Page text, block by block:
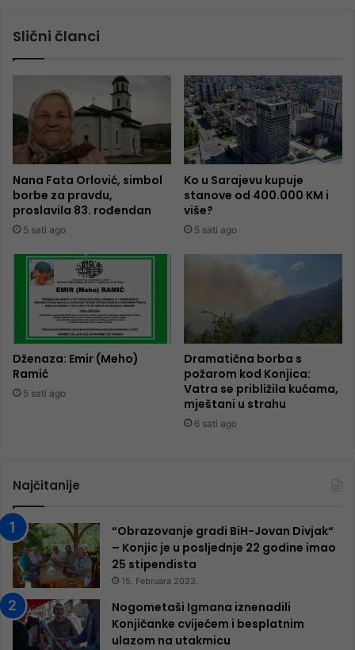
Slični članci
Nana Fata Orlović, simbol
borbe za pravdu,
proslavila 83. rođendan
5 sati ago
Ko u Sarajevu kupuje
stanove od 400.000 KM i
više?
5 sati ago
Dženaza: Emir (Meho)
Ramić
5 sati ago
Dramatična borba s
požarom kod Konjica:
Vatra se približila kućama,
mještani u strahu
6 sati ago
Najčitanije
“Obrazovanje gradi BiH-Jovan Divjak“
– Konjic je u posljednje 22 godine imao
25 ​​stipendista
15. Februara 2023.
Nogometaši Igmana iznenadili
Konjičanke cvijećem i besplatnim
ulazom na utakmicu